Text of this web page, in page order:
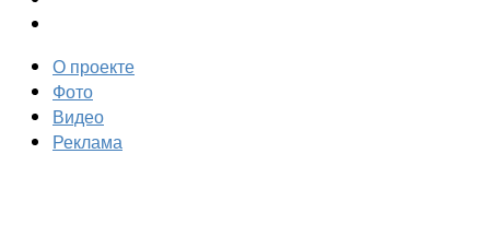
О проекте
Фото
Видео
Реклама